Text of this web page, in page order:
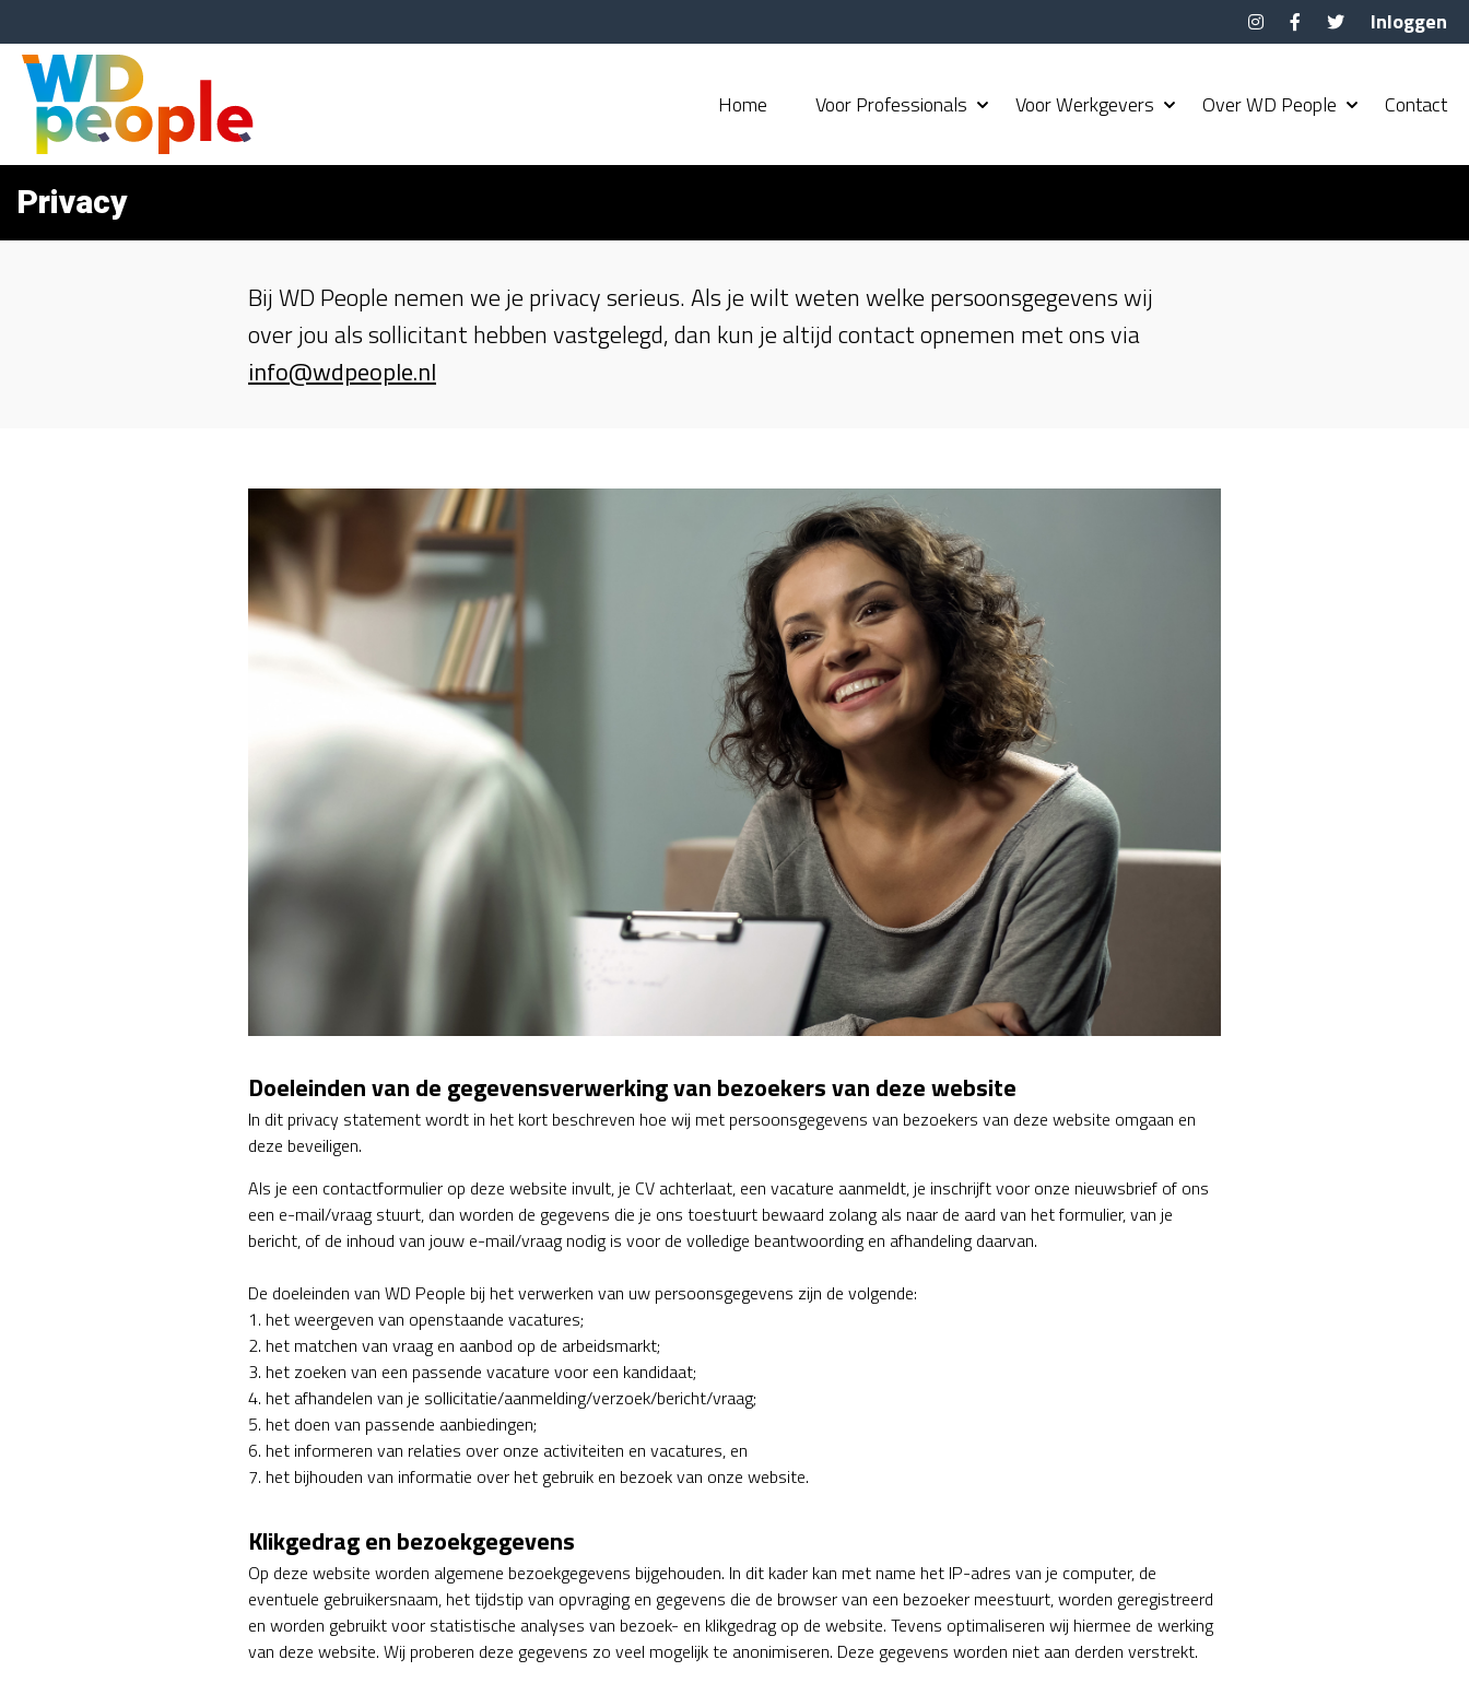
Inloggen
Home Voor Professionals Voor Werkgevers Over WD People Contact
Privacy
Bij WD People nemen we je privacy serieus. Als je wilt weten welke persoonsgegevens wij
over jou als sollicitant hebben vastgelegd, dan kun je altijd contact opnemen met ons via
info@wdpeople.nl
Doeleinden van de gegevensverwerking van bezoekers van deze website
In dit privacy statement wordt in het kort beschreven hoe wij met persoonsgegevens van bezoekers van deze website omgaan en
deze beveiligen.
Als je een contactformulier op deze website invult, je CV achterlaat, een vacature aanmeldt, je inschrijft voor onze nieuwsbrief of ons
een e-mail/vraag stuurt, dan worden de gegevens die je ons toestuurt bewaard zolang als naar de aard van het formulier, van je
bericht, of de inhoud van jouw e-mail/vraag nodig is voor de volledige beantwoording en afhandeling daarvan.
De doeleinden van WD People bij het verwerken van uw persoonsgegevens zijn de volgende:
1. het weergeven van openstaande vacatures;
2. het matchen van vraag en aanbod op de arbeidsmarkt;
3. het zoeken van een passende vacature voor een kandidaat;
4. het afhandelen van je sollicitatie/aanmelding/verzoek/bericht/vraag;
5. het doen van passende aanbiedingen;
6. het informeren van relaties over onze activiteiten en vacatures, en
7. het bijhouden van informatie over het gebruik en bezoek van onze website.
Klikgedrag en bezoekgegevens
Op deze website worden algemene bezoekgegevens bijgehouden. In dit kader kan met name het IP-adres van je computer, de
eventuele gebruikersnaam, het tijdstip van opvraging en gegevens die de browser van een bezoeker meestuurt, worden geregistreerd
en worden gebruikt voor statistische analyses van bezoek- en klikgedrag op de website. Tevens optimaliseren wij hiermee de werking
van deze website. Wij proberen deze gegevens zo veel mogelijk te anonimiseren. Deze gegevens worden niet aan derden verstrekt.